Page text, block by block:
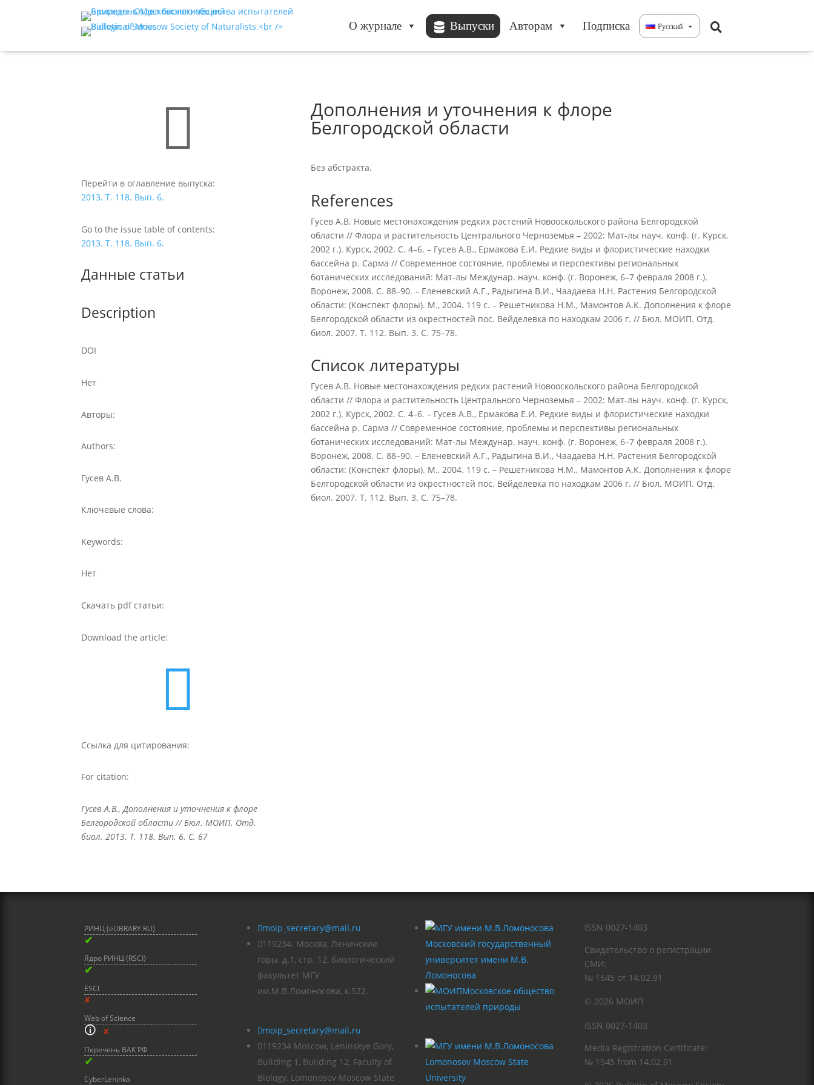
О журнале Выпуски Авторам Подписка Русский

Перейти в оглавление выпуска:
2013. Т. 118. Вып. 6.
Go to the issue table of contents:
2013. Т. 118. Вып. 6.
Данные статьи
Description
DOI
Нет
Авторы:
Authors:
Гусев А.В.
Ключевые слова:
Keywords:
Нет
Скачать pdf статьи:
Download the article:

Ссылка для цитирования:
For citation:
Гусев А.В., Дополнения и уточнения к флоре
Белгородской области // Бюл. МОИП. Отд.
биол. 2013. Т. 118. Вып. 6. С. 67
Дополнения и уточнения к флоре
Белгородской области
Без абстракта.
References
Гусев А.В. Новые местонахождения редких растений Новооскольского района Белгородской
области // Флора и растительность Центрального Черноземья – 2002: Мат-лы науч. конф. (г. Курск,
2002 г.). Курск, 2002. С. 4–6. – Гусев А.В., Ермакова Е.И. Редкие виды и флористические находки
бассейна р. Сарма // Современное состояние, проблемы и перспективы региональных
ботанических исследований: Мат-лы Междунар. науч. конф. (г. Воронеж, 6–7 февраля 2008 г.).
Воронеж, 2008. С. 88–90. – Еленевский А.Г., Радыгина В.И., Чаадаева Н.Н. Растения Белгородской
области: (Конспект флоры). М., 2004. 119 с. – Решетникова Н.М., Мамонтов А.К. Дополнения к флоре
Белгородской области из окрестностей пос. Вейделевка по находкам 2006 г. // Бюл. МОИП. Отд.
биол. 2007. Т. 112. Вып. 3. С. 75–78.
Список литературы
Гусев А.В. Новые местонахождения редких растений Новооскольского района Белгородской
области // Флора и растительность Центрального Черноземья – 2002: Мат-лы науч. конф. (г. Курск,
2002 г.). Курск, 2002. С. 4–6. – Гусев А.В., Ермакова Е.И. Редкие виды и флористические находки
бассейна р. Сарма // Современное состояние, проблемы и перспективы региональных
ботанических исследований: Мат-лы Междунар. науч. конф. (г. Воронеж, 6–7 февраля 2008 г.).
Воронеж, 2008. С. 88–90. – Еленевский А.Г., Радыгина В.И., Чаадаева Н.Н. Растения Белгородской
области: (Конспект флоры). М., 2004. 119 с. – Решетникова Н.М., Мамонтов А.К. Дополнения к флоре
Белгородской области из окрестностей пос. Вейделевка по находкам 2006 г. // Бюл. МОИП. Отд.
биол. 2007. Т. 112. Вып. 3. С. 75–78.
РИНЦ (eLIBRARY.RU)
✔
Ядро РИНЦ (RSCI)
✔
ESCI
✘
Web of Science
🛈 ✘
Перечень ВАК РФ
✔
CyberLeninka
moip_secretary@mail.ru
119234. Москва, Ленинские
горы, д.1, стр. 12, биологический
факультет МГУ
им.М.В.Ломоносова, к.522.
moip_secretary@mail.ru
119234 Moscow, Leninskye Gory,
Building 1, Building 12, Faculty of
Biology, Lomonosov Moscow State
Московский государственный
университет имени М.В.
Ломоносова
Московское общество
испытателей природы
Lomonosov Moscow State
University
ISSN 0027-1403
Свидетельство о регистрации
СМИ:
№ 1545 от 14.02.91
© 2026 МОИП
ISSN 0027-1403
Media Registration Certificate:
№ 1545 from 14.02.91